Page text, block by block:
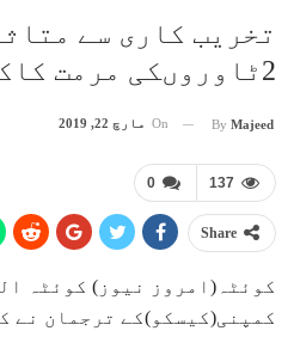
2ٹاوروںکی مرمت کاکام مکمل
By Majeed
On مارچ 22, 2019
0 137
Share
کوئٹہ(امروز نیوز) کوئٹہ
کمپنی(کیسکو)کے ترجمان نے